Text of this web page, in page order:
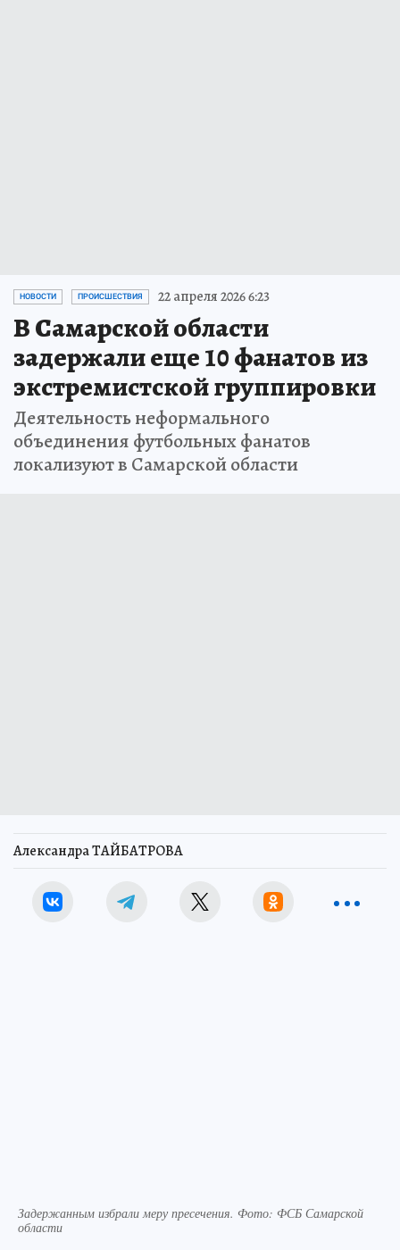
НОВОСТИ ПРОИСШЕСТВИЯ 22 апреля 2026 6:23
В Самарской области
задержали еще 10 фанатов из
экстремистской группировки
Деятельность неформального
объединения футбольных фанатов
локализуют в Самарской области
Александра ТАЙБАТРОВА
Задержанным избрали меру пресечения. Фото: ФСБ Самарской
области